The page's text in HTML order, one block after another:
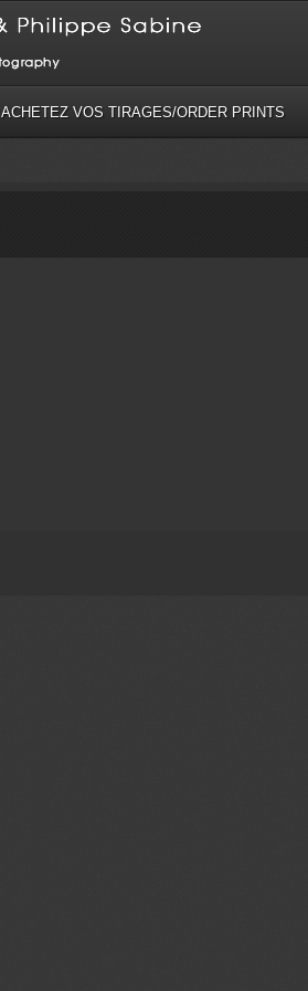
ACHETEZ VOS TIRAGES/ORDER PRINTS